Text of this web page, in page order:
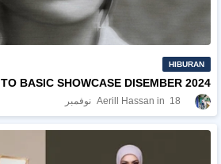
HIBURAN
BASIC SHOWCASE DISEMBER 2024 !
Aerill Hassan 18 نوفمبر